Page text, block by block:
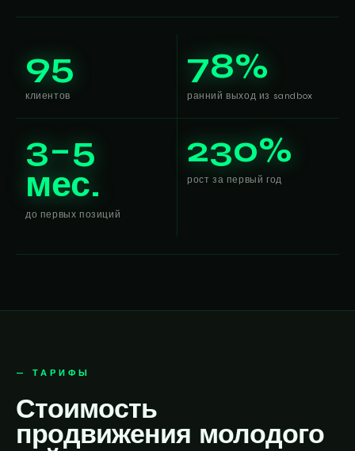
95
клиентов
78%
ранний выход из sandbox
3–5
мес.
до первых позиций
230%
рост за первый год
— ТАРИФЫ
Стоимость
продвижения молодого